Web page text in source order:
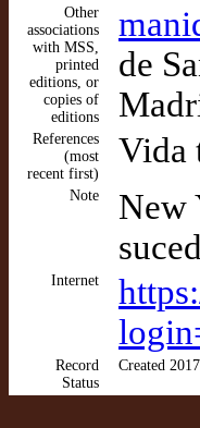
Other
associations
with MSS,
printed
editions, or
copies of
editions
de
References
(most
recent first)
Vida
Note
New
Internet
Record
Status
Created